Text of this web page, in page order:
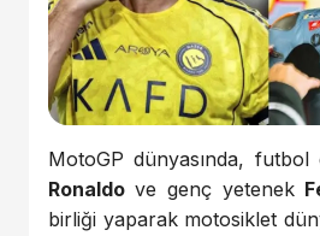
MotoGP dünyasında, futbol
Ronaldo ve genç yetenek
birliği yaparak motosiklet